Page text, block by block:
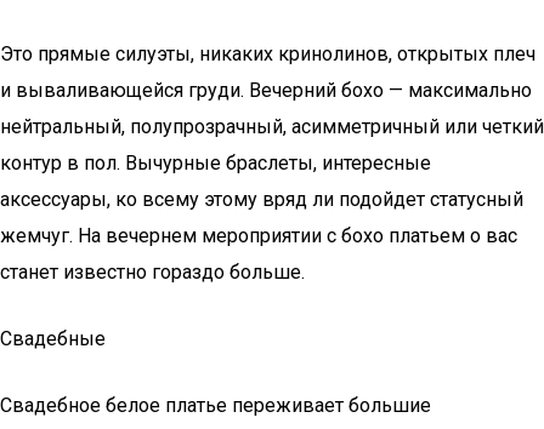
Это прямые силуэты, никаких кринолинов, открытых плеч
и вываливающейся груди. Вечерний бохо — максимально
нейтральный, полупрозрачный, асимметричный или четкий
контур в пол. Вычурные браслеты, интересные
аксессуары, ко всему этому вряд ли подойдет статусный
жемчуг. На вечернем мероприятии с бохо платьем о вас
станет известно гораздо больше.
Свадебные
Свадебное белое платье переживает большие